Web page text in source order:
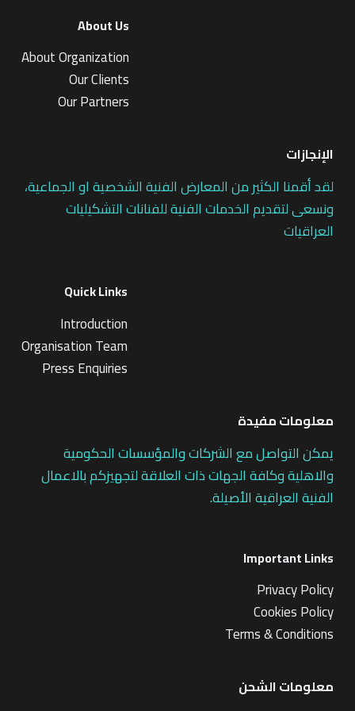
About Us
About Organization
Our Clients
Our Partners
الإنجازات
لقد أقمنا الكثير من المعارض الفنية الشخصية او الجماعية،
ونسعى لتقديم الخدمات الفنية للفنانات التشكيليات
العراقيات
Quick Links
Introduction
Organisation Team
Press Enquiries
معلومات مفيدة
يمكن التواصل مع الشركات والمؤسسات الحكومية
والاهلية وكافة الجهات ذات العلاقة لتجهيزكم بالاعمال
الفنية العراقية الأصيلة.
Important Links
Privacy Policy
Cookies Policy
Terms & Conditions
معلومات الشحن